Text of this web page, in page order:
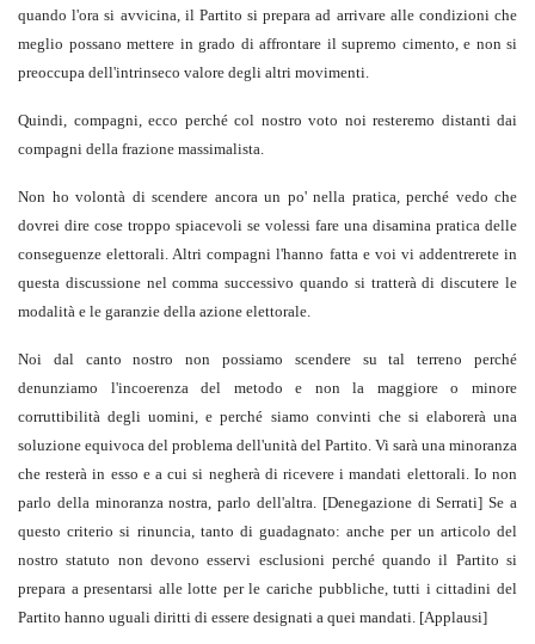
quando l'ora si avvicina, il Partito si prepara ad arrivare alle condizioni che
meglio possano mettere in grado di affrontare il supremo cimento, e non si
preoccupa dell'intrinseco valore degli altri movimenti.
Quindi, compagni, ecco perché col nostro voto noi resteremo distanti dai
compagni della frazione massimalista.
Non ho volontà di scendere ancora un po' nella pratica, perché vedo che
dovrei dire cose troppo spiacevoli se volessi fare una disamina pratica delle
conseguenze elettorali. Altri compagni l'hanno fatta e voi vi addentrerete in
questa discussione nel comma successivo quando si tratterà di discutere le
modalità e le garanzie della azione elettorale.
Noi dal canto nostro non possiamo scendere su tal terreno perché
denunziamo l'incoerenza del metodo e non la maggiore o minore
corruttibilità degli uomini, e perché siamo convinti che si elaborerà una
soluzione equivoca del problema dell'unità del Partito. Vi sarà una minoranza
che resterà in esso e a cui si negherà di ricevere i mandati elettorali. Io non
parlo della minoranza nostra, parlo dell'altra. [Denegazione di Serrati] Se a
questo criterio si rinuncia, tanto di guadagnato: anche per un articolo del
nostro statuto non devono esservi esclusioni perché quando il Partito si
prepara a presentarsi alle lotte per le cariche pubbliche, tutti i cittadini del
Partito hanno uguali diritti di essere designati a quei mandati. [Applausi]